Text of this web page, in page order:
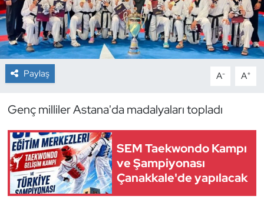
Paylaş A- A+
Genç milliler Astana'da madalyaları topladı
SEM Taekwondo Kampı
ve Şampiyonası
Çanakkale'de yapılacak
Cimnastik
Curling
Dağcılık
E-Spor
Eskrim